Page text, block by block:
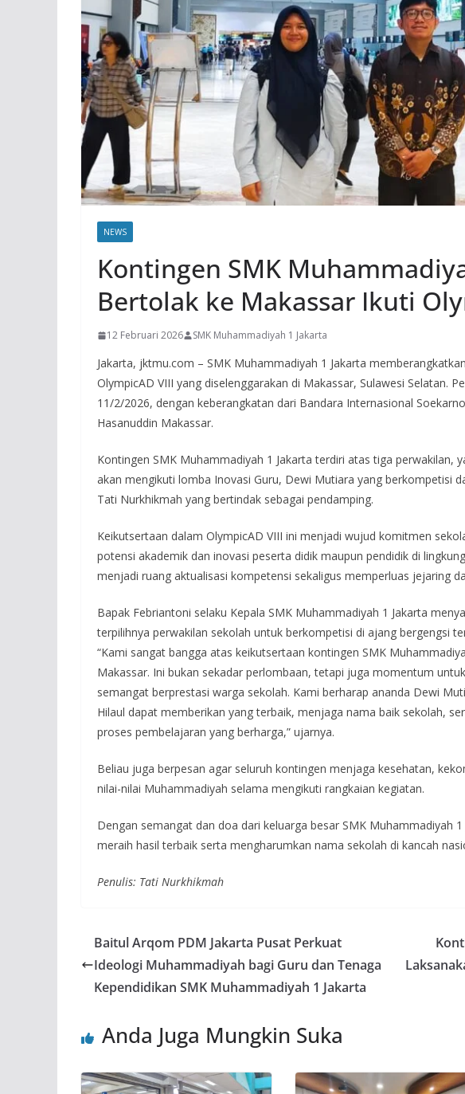
NEWS
Kontingen SMK
Bertolak ke Makassar Ikuti
12 Februari 2026 SMK Muhammadiyah 1 Jakarta
Jakarta, jktmu.com – SMK Muhammadiyah 1 Jakarta
OlympicAD VIII yang diselenggarakan di Makassar, Sulawesi Selatan.
11/2/2026, dengan keberangkatan dari Bandara Internasional
Hasanuddin Makassar.
Kontingen SMK Muhammadiyah 1 Jakarta terdiri atas tiga perwakilan,
akan mengikuti lomba Inovasi Guru, Dewi Mutiara yang berkompetisi
Tati Nurkhikmah yang bertindak sebagai pendamping.
Keikutsertaan dalam OlympicAD VIII ini menjadi wujud komitmen
potensi akademik dan inovasi peserta didik maupun pendidik di
menjadi ruang aktualisasi kompetensi sekaligus memperluas jejaring
Bapak Febriantoni selaku Kepala SMK Muhammadiyah 1 Jakarta
terpilihnya perwakilan sekolah untuk berkompetisi di ajang bergengsi
“Kami sangat bangga atas keikutsertaan kontingen SMK
Makassar. Ini bukan sekadar perlombaan, tetapi juga momentum
semangat berprestasi warga sekolah. Kami berharap ananda Dewi
Hilaul dapat memberikan yang terbaik, menjaga nama baik sekolah,
proses pembelajaran yang berharga,” ujarnya.
Beliau juga berpesan agar seluruh kontingen menjaga kesehatan,
nilai-nilai Muhammadiyah selama mengikuti rangkaian kegiatan.
Dengan semangat dan doa dari keluarga besar SMK Muhammadiyah
meraih hasil terbaik serta mengharumkan nama sekolah di kancah
Penulis: Tati Nurkhikmah
Baitul Arqom PDM Jakarta Pusat Perkuat
Ideologi Muhammadiyah bagi Guru dan Tenaga
Kependidikan SMK Muhammadiyah 1 Jakarta
Anda Juga Mungkin Suka